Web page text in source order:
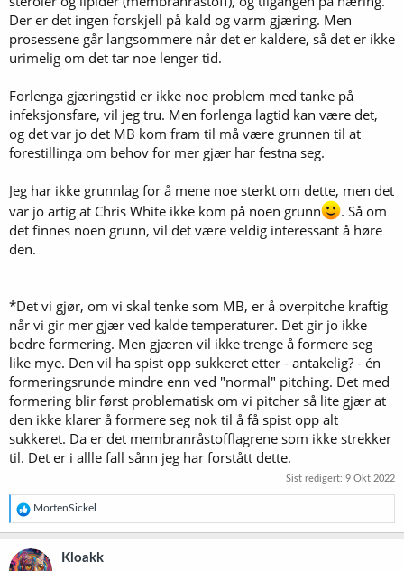
Der er det ingen forskjell på kald og varm gjæring. Men
prosessene går langsommere når det er kaldere, så det er ikke
urimelig om det tar noe lenger tid.
Forlenga gjæringstid er ikke noe problem med tanke på
infeksjonsfare, vil jeg tru. Men forlenga lagtid kan være det,
og det var jo det MB kom fram til må være grunnen til at
forestillinga om behov for mer gjær har festna seg.
Jeg har ikke grunnlag for å mene noe sterkt om dette, men det
var jo artig at Chris White ikke kom på noen grunn
. Så om
det finnes noen grunn, vil det være veldig interessant å høre
den.
*Det vi gjør, om vi skal tenke som MB, er å overpitche kraftig
når vi gir mer gjær ved kalde temperaturer. Det gir jo ikke
bedre formering. Men gjæren vil ikke trenge å formere seg
like mye. Den vil ha spist opp sukkeret etter - antakelig? - én
formeringsrunde mindre enn ved "normal" pitching. Det med
formering blir først problematisk om vi pitcher så lite gjær at
den ikke klarer å formere seg nok til å få spist opp alt
sukkeret. Da er det membranråstofflagrene som ikke strekker
til. Det er i allle fall sånn jeg har forstått dette.
Sist redigert: 9 Okt 2022
R
e
a
k
s
MortenSickel
Kloakk